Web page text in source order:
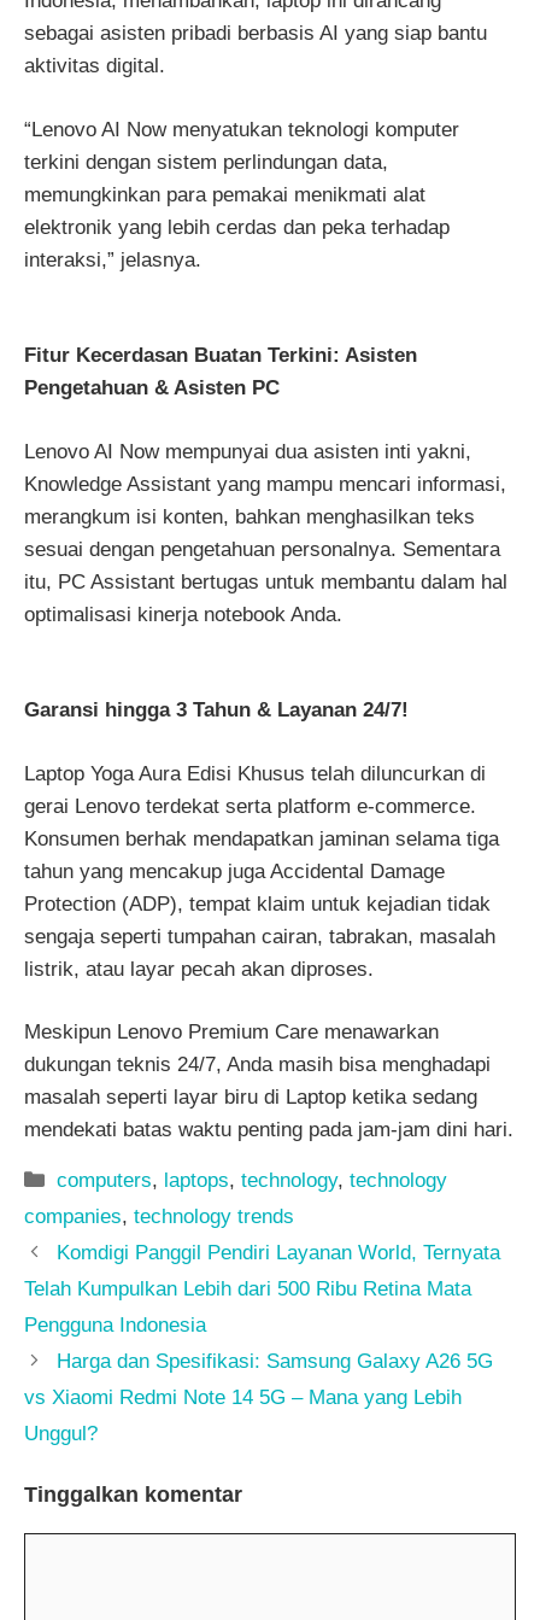
sebagai asisten pribadi berbasis AI yang siap bantu
aktivitas digital.
“Lenovo AI Now menyatukan teknologi komputer
terkini dengan sistem perlindungan data,
memungkinkan para pemakai menikmati alat
elektronik yang lebih cerdas dan peka terhadap
interaksi,” jelasnya.
Fitur Kecerdasan Buatan Terkini: Asisten
Pengetahuan & Asisten PC
Lenovo AI Now mempunyai dua asisten inti yakni,
Knowledge Assistant yang mampu mencari informasi,
merangkum isi konten, bahkan menghasilkan teks
sesuai dengan pengetahuan personalnya. Sementara
itu, PC Assistant bertugas untuk membantu dalam hal
optimalisasi kinerja notebook Anda.
Garansi hingga 3 Tahun & Layanan 24/7!
Laptop Yoga Aura Edisi Khusus telah diluncurkan di
gerai Lenovo terdekat serta platform e-commerce.
Konsumen berhak mendapatkan jaminan selama tiga
tahun yang mencakup juga Accidental Damage
Protection (ADP), tempat klaim untuk kejadian tidak
sengaja seperti tumpahan cairan, tabrakan, masalah
listrik, atau layar pecah akan diproses.
Meskipun Lenovo Premium Care menawarkan
dukungan teknis 24/7, Anda masih bisa menghadapi
masalah seperti layar biru di Laptop ketika sedang
mendekati batas waktu penting pada jam-jam dini hari.
Kategori
computers, laptops,technology,technology
companies, technology trends
Komdigi Panggil Pendiri Layanan World, Ternyata
Telah Kumpulkan Lebih dari 500 Ribu Retina Mata
Pengguna Indonesia
Harga dan Spesifikasi: Samsung Galaxy A26 5G
vs Xiaomi Redmi Note 14 5G – Mana yang Lebih
Unggul?
Tinggalkan komentar